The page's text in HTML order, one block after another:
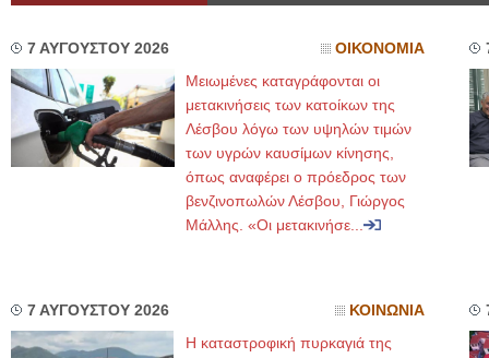
7 ΑΥΓΟΥΣΤΟΥ 2026 ΟΙΚΟΝΟΜΙΑ
Μειωμένες καταγράφονται οι
μετακινήσεις των κατοίκων της
Λέσβου λόγω των υψηλών τιμών
των υγρών καυσίμων κίνησης,
όπως αναφέρει ο πρόεδρος των
βενζινοπωλών Λέσβου, Γιώργος
Μάλλης. «Οι μετακινήσε...
7 ΑΥΓΟΥΣΤΟΥ 2026 ΚΟΙΝΩΝΙΑ
Η καταστροφική πυρκαγιά της